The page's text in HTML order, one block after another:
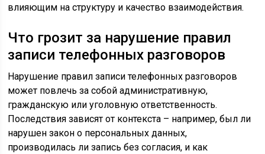
влияющим на структуру и качество взаимодействия.
Что грозит за нарушение правил
записи телефонных разговоров
Нарушение правил записи телефонных разговоров
может повлечь за собой административную,
гражданскую или уголовную ответственность.
Последствия зависят от контекста – например, был ли
нарушен закон о персональных данных,
производилась ли запись без согласия, и как